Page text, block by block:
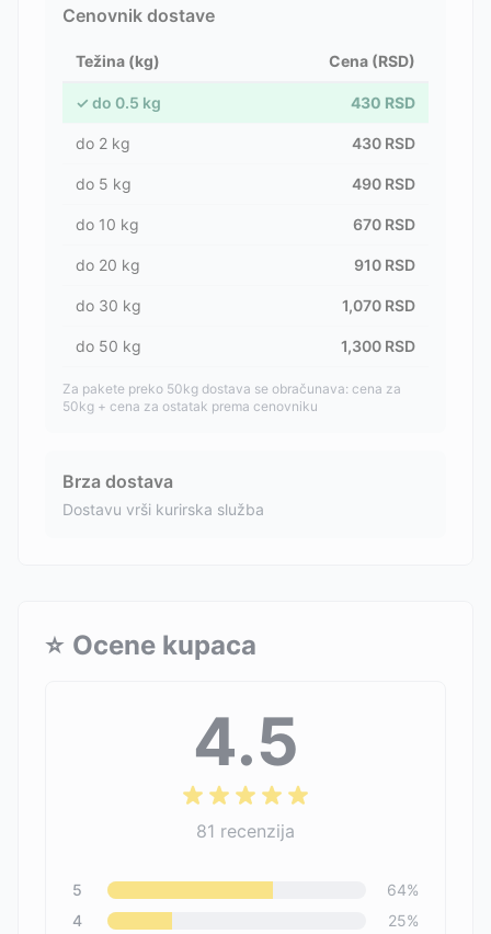
Cenovnik dostave
Težina (kg) Cena (RSD)
✓ do 0.5 kg 430 RSD
do 2 kg 430 RSD
do 5 kg 490 RSD
do 10 kg 670 RSD
do 20 kg 910 RSD
do 30 kg 1,070 RSD
do 50 kg 1,300 RSD
Za pakete preko 50kg dostava se obračunava: cena za
50kg + cena za ostatak prema cenovniku
Brza dostava
Dostavu vrši kurirska služba
⭐ Ocene kupaca
4.5
81 recenzija
5 64%
4
25%